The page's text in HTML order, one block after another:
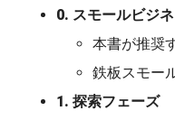
0. スモールビジ
本書が推奨
鉄板スモー
1. 探索フェーズ